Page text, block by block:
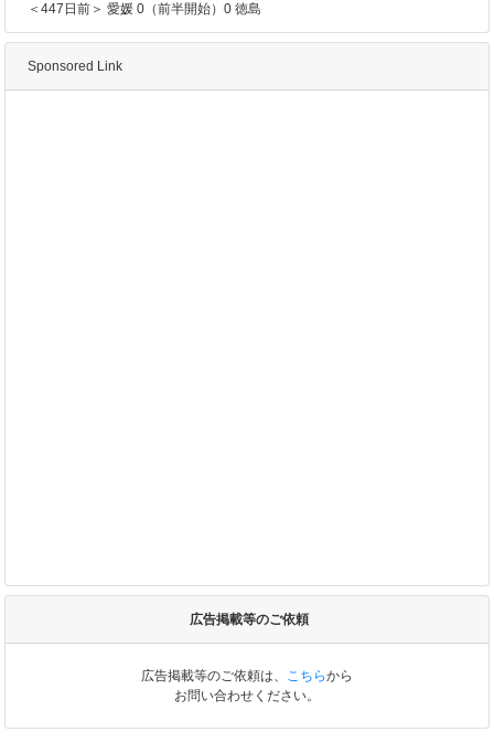
＜447日前＞ 愛媛 0（前半開始）0 徳島
Sponsored Link
広告掲載等のご依頼
広告掲載等のご依頼は、 こちらから
お問い合わせください。